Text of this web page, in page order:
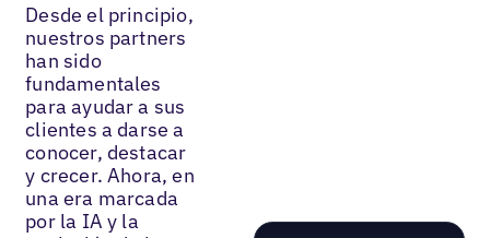
Desde el principio,
nuestros partners
han sido
fundamentales
para ayudar a sus
clientes a darse a
conocer, destacar
y crecer. Ahora, en
una era marcada
por la IA y la